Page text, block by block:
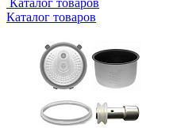
Каталог товаров
Каталог товаров